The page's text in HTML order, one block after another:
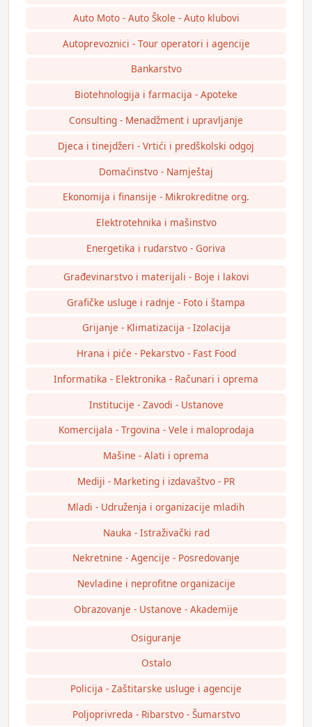
Auto Moto - Auto Škole - Auto klubovi
Autoprevoznici - Tour operatori i agencije
Bankarstvo
Biotehnologija i farmacija - Apoteke
Consulting - Menadžment i upravljanje
Djeca i tinejdžeri - Vrtići i predškolski odgoj
Domaćinstvo - Namještaj
Ekonomija i finansije - Mikrokreditne org.
Elektrotehnika i mašinstvo
Energetika i rudarstvo - Goriva
Građevinarstvo i materijali - Boje i lakovi
Grafičke usluge i radnje - Foto i štampa
Grijanje - Klimatizacija - Izolacija
Hrana i piće - Pekarstvo - Fast Food
Informatika - Elektronika - Računari i oprema
Institucije - Zavodi - Ustanove
Komercijala - Trgovina - Vele i maloprodaja
Mašine - Alati i oprema
Mediji - Marketing i izdavaštvo - PR
Mladi - Udruženja i organizacije mladih
Nauka - Istraživački rad
Nekretnine - Agencije - Posredovanje
Nevladine i neprofitne organizacije
Obrazovanje - Ustanove - Akademije
Osiguranje
Ostalo
Policija - Zaštitarske usluge i agencije
Poljoprivreda - Ribarstvo - Šumarstvo